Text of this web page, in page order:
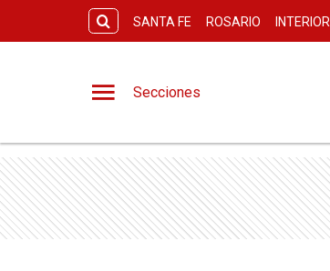
SANTA FE ROSARIO INTERIOR
Secciones